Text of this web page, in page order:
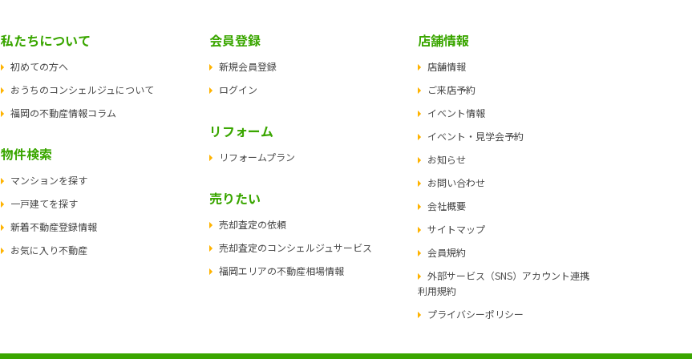
私たちについて
初めての方へ
おうちのコンシェルジュについて
福岡の不動産情報コラム
物件検索
マンションを探す
一戸建てを探す
新着不動産登録情報
お気に入り不動産
会員登録
新規会員登録
ログイン
リフォーム
リフォームプラン
売りたい
売却査定の依頼
売却査定のコンシェルジュサービス
福岡エリアの不動産相場情報
店舗情報
店舗情報
ご来店予約
イベント情報
イベント・見学会予約
お知らせ
お問い合わせ
会社概要
サイトマップ
会員規約
外部サービス（SNS）アカウント連携
利用規約
プライバシーポリシー